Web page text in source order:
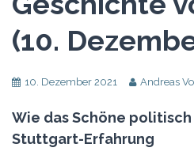
(10.
10. Dezember 2021 Andreas
Wie das Schöne
Stuttgart-Erfahrung